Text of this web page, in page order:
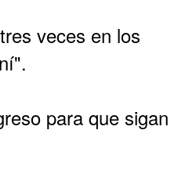
veces en los
para que sigan